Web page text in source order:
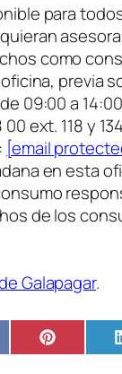
para
como
previa
09:00 a
ext. 118 y
[email
en esta
de los
Galapagar.
en